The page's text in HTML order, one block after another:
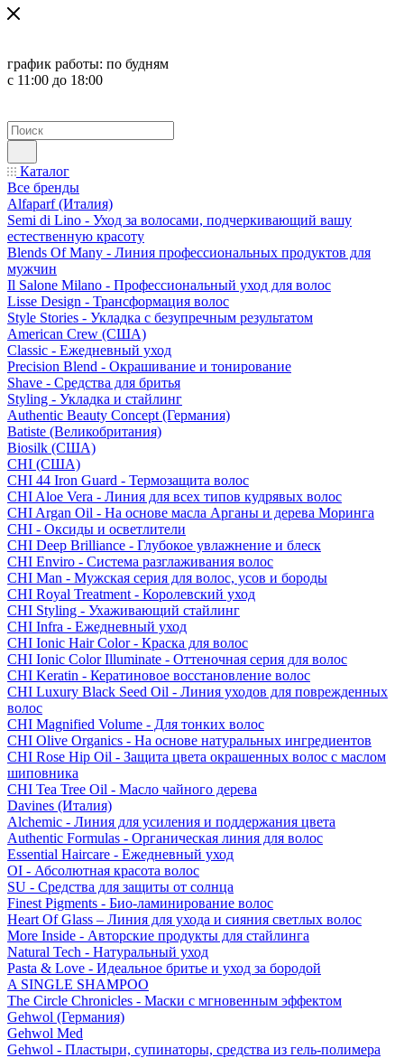
график работы: по будням
с 11:00 до 18:00
Каталог
Все бренды
Alfaparf (Италия)
Semi di Lino - Уход за волосами, подчеркивающий вашу
естественную красоту
Blends Of Many - Линия профессиональных продуктов для
мужчин
Il Salone Milano - Профессиональный уход для волос
Lisse Design - Трансформация волос
Style Stories - Укладка с безупречным результатом
American Crew (США)
Classic - Ежедневный уход
Precision Blend - Окрашивание и тонирование
Shave - Средства для бритья
Styling - Укладка и стайлинг
Authentic Beauty Concept (Германия)
Batiste (Великобритания)
Biosilk (США)
CHI (США)
CHI 44 Iron Guard - Термозащита волос
CHI Aloe Vera - Линия для всех типов кудрявых волос
CHI Argan Oil - На основе масла Арганы и дерева Моринга
CHI - Оксиды и осветлители
CHI Deep Brilliance - Глубокое увлажнение и блеск
CHI Enviro - Система разглаживания волос
CHI Man - Мужская серия для волос, усов и бороды
CHI Royal Treatment - Королевский уход
CHI Styling - Ухаживающий стайлинг
CHI Infra - Ежедневный уход
CHI Ionic Hair Color - Краска для волос
CHI Ionic Color Illuminate - Оттеночная серия для волос
CHI Keratin - Кератиновое восстановление волос
CHI Luxury Black Seed Oil - Линия уходов для поврежденных
волос
CHI Magnified Volume - Для тонких волос
CHI Olive Organics - На основе натуральных ингредиентов
CHI Rose Hip Oil - Защита цвета окрашенных волос с маслом
шиповника
CHI Tea Tree Oil - Масло чайного дерева
Davines (Италия)
Alchemic - Линия для усиления и поддержания цвета
Authentic Formulas - Органическая линия для волос
Essential Haircare - Eжедневный уход
OI - Абсолютная красота волос
SU - Средства для защиты от солнца
Finest Pigments - Био-ламинирование волос
Heart Of Glass – Линия для ухода и сияния светлых волос
More Inside - Авторские продукты для стайлинга
Natural Tech - Натуральный уход
Pasta & Love - Идеальное бритье и уход за бородой
A SINGLE SHAMPOO
The Circle Chronicles - Маски с мгновенным эффектом
Gehwol (Германия)
Gehwol Med
Gehwol - Пластыри, супинаторы, средства из гель-полимера